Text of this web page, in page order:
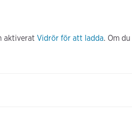
aktiverat Vidrör för att ladda. Om